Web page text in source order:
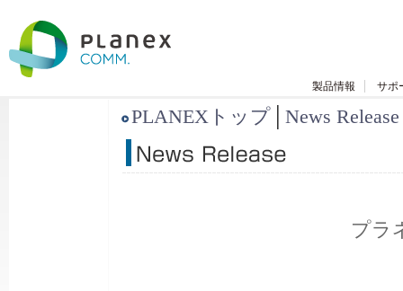
製品情報 サポ
PLANEXトップ│ News Release
プラ